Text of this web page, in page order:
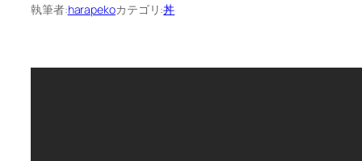
執筆者:harapekoカテゴリ:丼